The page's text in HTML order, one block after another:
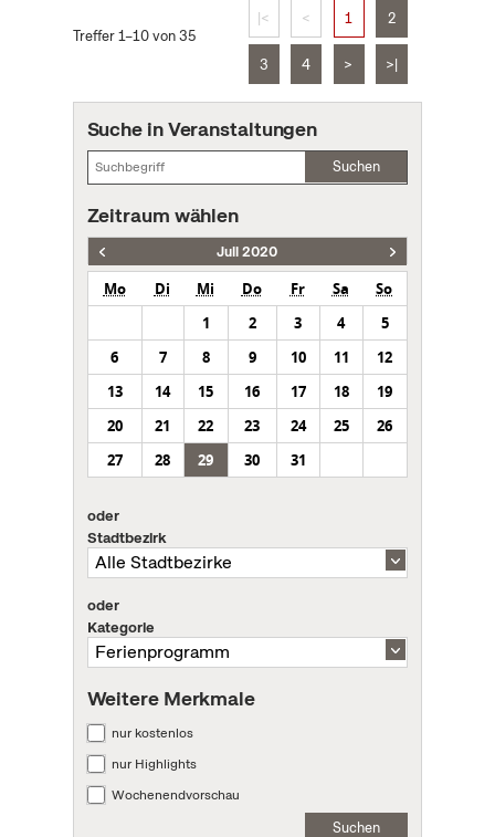
Treffer 1–10 von 35
|< < 1 2
3 4 > >|
Suche in Veranstaltungen
Suchen
Zeitraum wählen
Juli 2020
Mo Di Mi Do Fr Sa
So
1
2 3 4
5
6
7 8 9 10 11
12
13
14 15 16 17 18
19
20
21 22 23 24 25
26
27
28 29 30 31
oder
Stadtbezirk
oder
Kategorie
Weitere Merkmale
nur kostenlos
nur Highlights
Wochenendvorschau
Suchen